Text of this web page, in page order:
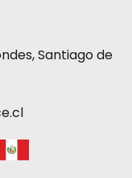
Santiago de